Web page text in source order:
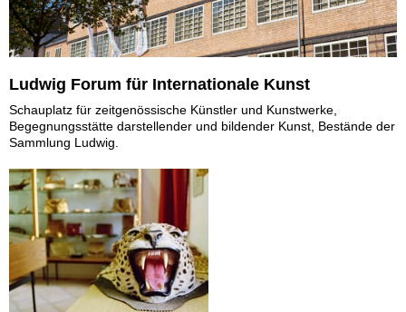
Ludwig Forum für Internationale Kunst
Schauplatz für zeitgenössische Künstler und Kunstwerke,
Begegnungsstätte darstellender und bildender Kunst, Bestände der
Sammlung Ludwig.